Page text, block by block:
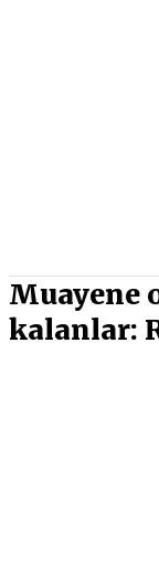
Muayene
kalanlar: